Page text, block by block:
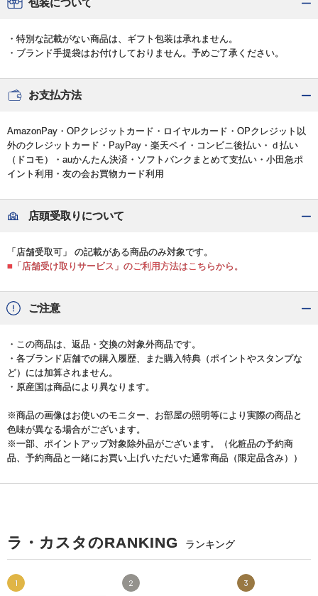
包装について
・特別な記載がない商品は、ギフト包装は承れません。
・ブランド手提袋はお付けしておりません。予めご了承ください。
お支払方法
AmazonPay・OPクレジットカード・ロイヤルカード・OPクレジット以
外のクレジットカード・PayPay・楽天ペイ・コンビニ後払い・ｄ払い
（ドコモ）・auかんたん決済・ソフトバンクまとめて支払い・小田急ポ
イント利用・友の会お買物カード利用
店頭受取りについて
「店舗受取可」 の記載がある商品のみ対象です。
■「店舗受け取りサービス」のご利用方法はこちらから。
ご注意
・この商品は、返品・交換の対象外商品です。
・各ブランド店舗での購入履歴、また購入特典（ポイントやスタンプな
ど）には加算されません。
・原産国は商品により異なります。
※商品の画像はお使いのモニター、お部屋の照明等により実際の商品と
色味が異なる場合がございます。
※一部、ポイントアップ対象除外品がございます。（化粧品の予約商
品、予約商品と一緒にお買い上げいただいた通常商品（限定品含み））
ラ・カスタのRANKING ランキング
1 2 3